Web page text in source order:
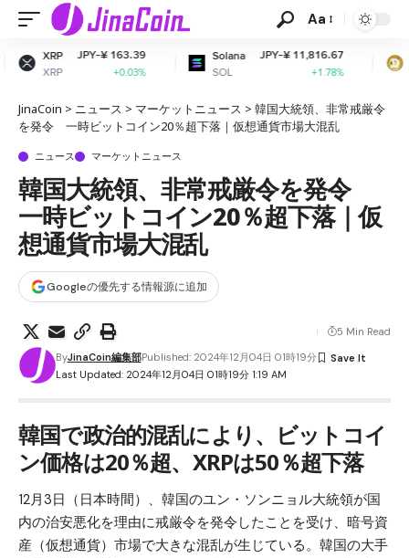
Aa
163.39
+0.03%
Solana
SOL
JPY-¥ 11,816.67
+1.78%
Dogecoin
DOGE
JPY-¥
JinaCoin > ニュース > マーケットニュース > 韓国大統領、非常戒厳令
を発令 一時ビットコイン20％超下落｜仮想通貨市場大混乱
ニュース マーケットニュース
韓国大統領、非常戒厳令を発令
一時ビットコイン20％超下落｜仮
想通貨市場大混乱
Googleの優先する情報源に追加
Last Updated: 2024年12月04日 01時19分 1:19 AM
ByJinaCoin編集部Published: 2024年12月04日 01時19分
5 Min Read
韓国で政治的混乱により、ビットコイ
ン価格は20％超、XRPは50％超下落
12月3日（日本時間）、韓国のユン・ソンニョル大統領が国
内の治安悪化を理由に戒厳令を発令したことを受け、暗号資
産（仮想通貨）市場で大きな混乱が生じている。韓国の大手